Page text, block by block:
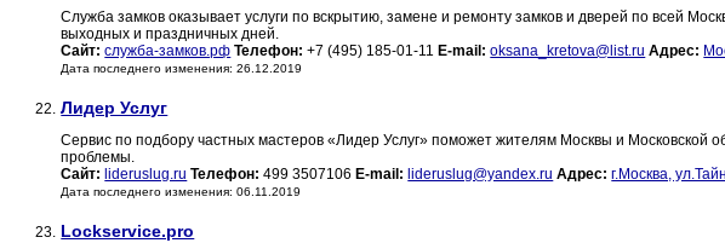
Служба замков оказывает услуги по вскрытию, замене и ремонту замков и дверей по всей
выходных и праздничных дней.
Сайт: служба-замков.рф Телефон: +7 (495) 185-01-11 E-mail: oksana_kretova@list.ru Адрес:
Дата последнего изменения: 26.12.2019
22. Лидер Услуг
Сервис по подбору частных мастеров «Лидер Услуг» поможет жителям Москвы и Московской
проблемы.
Сайт: lideruslug.ru Телефон: 499 3507106 E-mail: lideruslug@yandex.ru Адрес: г.Москва,
Дата последнего изменения: 06.11.2019
23. Lockservice.pro